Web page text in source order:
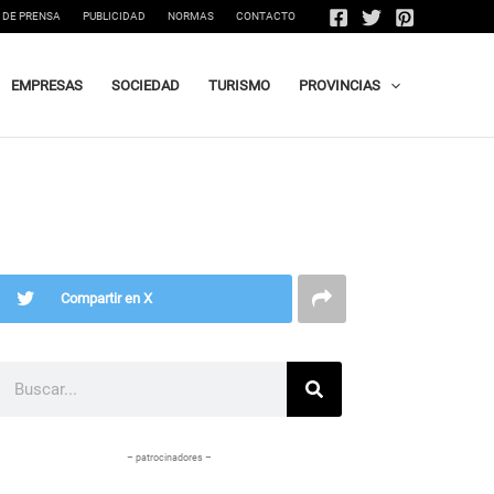
PRENSA PUBLICIDAD NORMAS CONTACTO
EMPRESAS SOCIEDAD TURISMO PROVINCIAS
Compartir en X
– patrocinadores –